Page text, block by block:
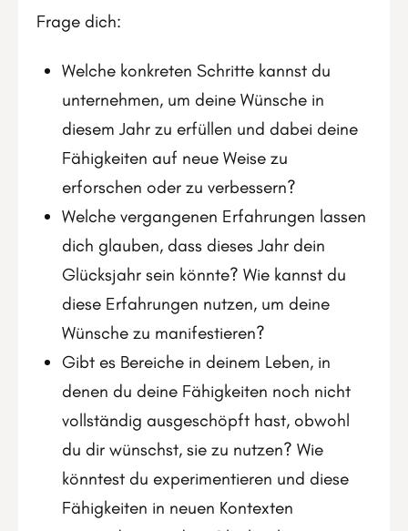
Frage dich:
Welche konkreten Schritte kannst du
unternehmen, um deine Wünsche in
diesem Jahr zu erfüllen und dabei deine
Fähigkeiten auf neue Weise zu
erforschen oder zu verbessern?
Welche vergangenen Erfahrungen lassen
dich glauben, dass dieses Jahr dein
Glücksjahr sein könnte? Wie kannst du
diese Erfahrungen nutzen, um deine
Wünsche zu manifestieren?
Gibt es Bereiche in deinem Leben, in
denen du deine Fähigkeiten noch nicht
vollständig ausgeschöpft hast, obwohl
du dir wünschst, sie zu nutzen? Wie
könntest du experimentieren und diese
Fähigkeiten in neuen Kontexten